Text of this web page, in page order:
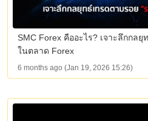
SMC Forex คืออะไร? เจาะลึกกล
ในตลาด Forex
6 months ago (Jan 19, 2026 15:26)